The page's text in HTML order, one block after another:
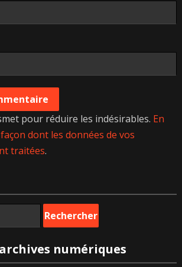
pour réduire les indésirables. En
dont les données de vos
traitées.
numériques